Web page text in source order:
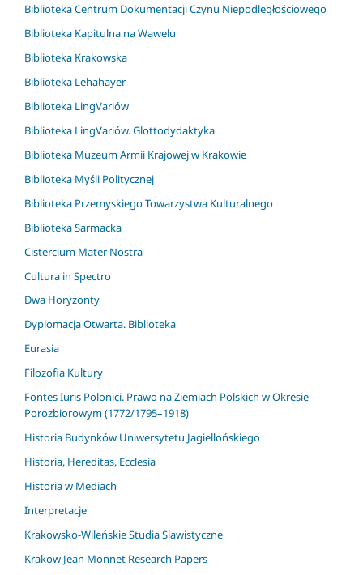
Biblioteka Centrum Dokumentacji Czynu Niepodległościowego
Biblioteka Kapitulna na Wawelu
Biblioteka Krakowska
Biblioteka Lehahayer
Biblioteka LingVariów
Biblioteka LingVariów. Glottodydaktyka
Biblioteka Muzeum Armii Krajowej w Krakowie
Biblioteka Myśli Politycznej
Biblioteka Przemyskiego Towarzystwa Kulturalnego
Biblioteka Sarmacka
Cistercium Mater Nostra
Cultura in Spectro
Dwa Horyzonty
Dyplomacja Otwarta. Biblioteka
Eurasia
Filozofia Kultury
Fontes Iuris Polonici. Prawo na Ziemiach Polskich w Okresie
Porozbiorowym (1772/1795–1918)
Historia Budynków Uniwersytetu Jagiellońskiego
Historia, Hereditas, Ecclesia
Historia w Mediach
Interpretacje
Krakowsko-Wileńskie Studia Slawistyczne
Krakow Jean Monnet Research Papers